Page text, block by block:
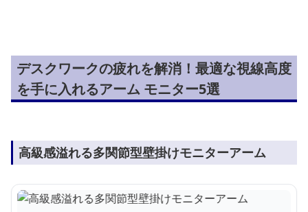
デスクワークの疲れを解消！最適な視線高度
を手に入れるアーム モニター5選
高級感溢れる多関節型壁掛けモニターアーム